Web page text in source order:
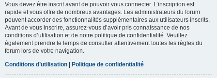
Vous devez être inscrit avant de pouvoir vous connecter. L’inscription est
rapide et vous offre de nombreux avantages. Les administrateurs du forum
peuvent accorder des fonctionnalités supplémentaires aux utilisateurs inscrits.
Avant de vous inscrire, assurez-vous d’avoir pris connaissance de nos
conditions d’utilisation et de notre politique de confidentialité. Veuillez
également prendre le temps de consulter attentivement toutes les règles du
forum lors de votre navigation.
Conditions d’utilisation | Politique de confidentialité